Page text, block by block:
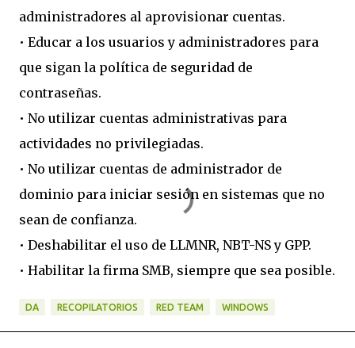
administradores al aprovisionar cuentas.
• Educar a los usuarios y administradores para
que sigan la política de seguridad de
contraseñas.
• No utilizar cuentas administrativas para
actividades no privilegiadas.
• No utilizar cuentas de administrador de
dominio para iniciar sesión en sistemas que no
sean de confianza.
• Deshabilitar el uso de LLMNR, NBT-NS y GPP.
• Habilitar la firma SMB, siempre que sea posible.
DA RECOPILATORIOS RED TEAM WINDOWS